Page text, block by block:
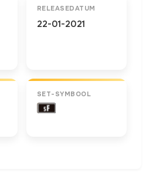
RELEASEDATUM
22-01-2021
SET-SYMBOOL